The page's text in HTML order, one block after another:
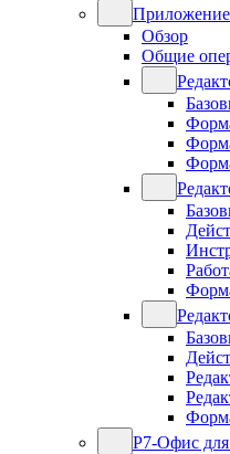
Приложение
Обзор
Общие
Р7-Офис